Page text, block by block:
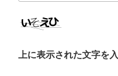
上に表示された文字を